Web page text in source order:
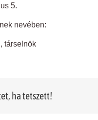
5.
nevében:
társelnök
ha tetszett!